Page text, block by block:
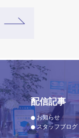
配信記事
お知らせ
スタッフブログ